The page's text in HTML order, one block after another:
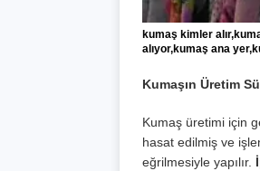
kumaş kimler
alıyor,kumaş ana
Kumaşın Üretim
Kumaş üretimi için
hasat edilmiş ve
eğrilmesiyle yapılır.